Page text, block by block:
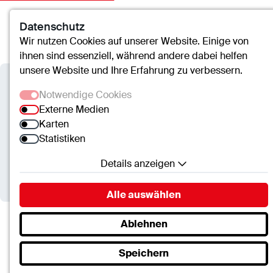
Kontakt Suche Menü
ctt fordert Nachbesserungen
bei geplanter GKV-
Finanzierungsreform
cusanus trägergesellschaft trier
mbH
cusanus trägergesellschaft trier mbH
ctt fordert Nachbesserungen bei geplanter…
Datenschutz
Wir nutzen Cookies auf unserer Website. Einige von
ihnen sind essenziell, während andere dabei helfen
unsere Website und Ihre Erfahrung zu verbessern.
Notwendige Cookies
Externe Medien
Karten
Statistiken
Details anzeigen
Notwendige Cookies
Essenzielle Cookies ermöglichen grundlegende
Funktionen und sind für die einwandfreie Funktion
der Website erforderlich.
SC.Cookie
Alle auswählen
Ablehnen
Speichern